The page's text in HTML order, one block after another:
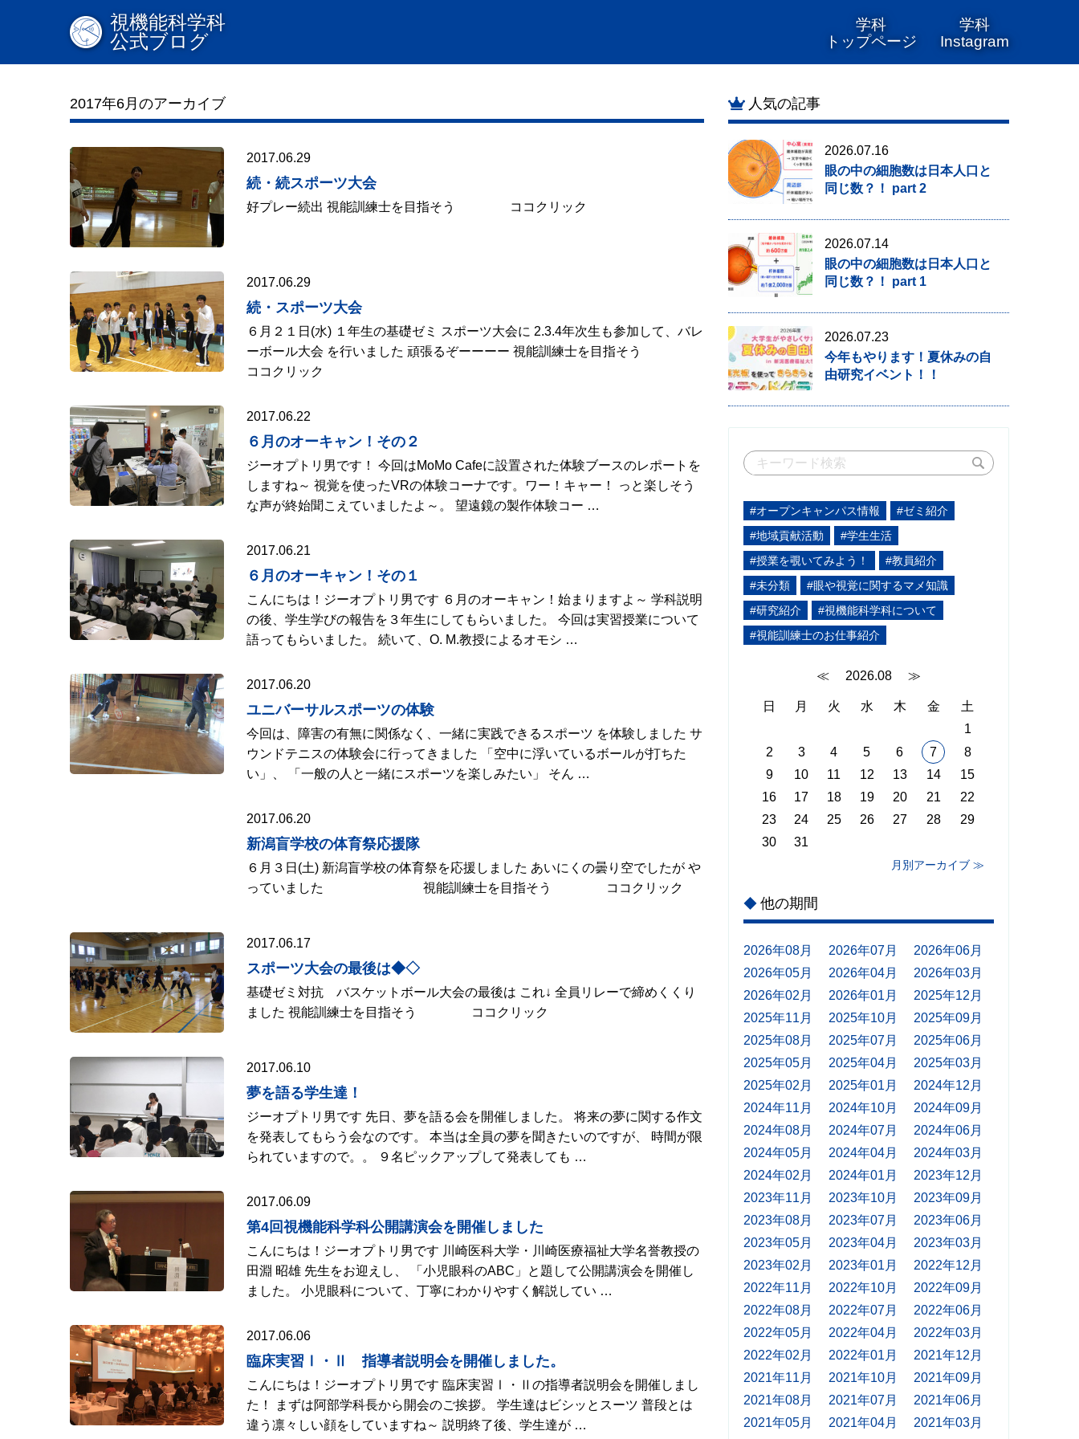
学科
トップページ
学科
Instagram
視機能科学科
公式ブログ
2017年6月のアーカイブ
2017.06.29
続・続スポーツ大会
好プレー続出 視能訓練士を目指そう ココクリック
2017.06.29
続・スポーツ大会
６月２１日(水) １年生の基礎ゼミ スポーツ大会に 2.3.4年次生も参加して、バレ
ーボール大会 を行いました 頑張るぞーーーー 視能訓練士を目指そう
ココクリック
2017.06.22
６月のオーキャン！その２
ジーオプトリ男です！ 今回はMoMo Cafeに設置された体験ブースのレポートを
しますね～ 視覚を使ったVRの体験コーナです。ワー！キャー！ っと楽しそう
な声が終始聞こえていましたよ～。 望遠鏡の製作体験コー …
2017.06.21
６月のオーキャン！その１
こんにちは！ジーオプトリ男です ６月のオーキャン！始まりますよ～ 学科説明
の後、学生学びの報告を３年生にしてもらいました。 今回は実習授業について
語ってもらいました。 続いて、O. M.教授によるオモシ …
2017.06.20
ユニバーサルスポーツの体験
今回は、障害の有無に関係なく、一緒に実践できるスポーツ を体験しました サ
ウンドテニスの体験会に行ってきました 「空中に浮いているボールが打ちた
い」、 「一般の人と一緒にスポーツを楽しみたい」 そん …
2017.06.20
新潟盲学校の体育祭応援隊
６月３日(土) 新潟盲学校の体育祭を応援しました あいにくの曇り空でしたが や
っていました 視能訓練士を目指そう ココクリック
2017.06.17
スポーツ大会の最後は◆◇
基礎ゼミ対抗 バスケットボール大会の最後は これ↓ 全員リレーで締めくくり
ました 視能訓練士を目指そう ココクリック
2017.06.10
夢を語る学生達！
ジーオプトリ男です 先日、夢を語る会を開催しました。 将来の夢に関する作文
を発表してもらう会なのです。 本当は全員の夢を聞きたいのですが、 時間が限
られていますので。。 ９名ピックアップして発表しても …
2017.06.09
第4回視機能科学科公開講演会を開催しました
こんにちは！ジーオプトリ男です 川崎医科大学・川崎医療福祉大学名誉教授の
田淵 昭雄 先生をお迎えし、 「小児眼科のABC」と題して公開講演会を開催し
ました。 小児眼科について、丁寧にわかりやすく解説してい …
2017.06.06
臨床実習Ⅰ・Ⅱ 指導者説明会を開催しました。
こんにちは！ジーオプトリ男です 臨床実習Ⅰ・Ⅱの指導者説明会を開催しまし
た！ まずは阿部学科長から開会のご挨拶。 学生達はビシッとスーツ 普段とは
違う凛々しい顔をしていますね～ 説明終了後、学生達が …
人気の記事
2026.07.16
眼の中の細胞数は日本人口と
同じ数？！ part 2
2026.07.14
眼の中の細胞数は日本人口と
同じ数？！ part 1
2026.07.23
今年もやります！夏休みの自
由研究イベント！！
#オープンキャンパス情報
#ゼミ紹介
#地域貢献活動
#学生生活
#授業を覗いてみよう！
#教員紹介
#未分類
#眼や視覚に関するマメ知識
#研究紹介
#視機能科学科について
#視能訓練士のお仕事紹介
≪ 2026.08 ≫
日 月 火 水 木 金
土
1
2
3 4 5 6 7
8
9
10 11 12 13 14
15
16
17 18 19 20 21
22
23
24 25 26 27 28
29
30
31
月別アーカイブ ≫
◆ 他の期間
2026年08月 2026年07月
2026年06月
2026年05月
2026年04月
2026年03月
2026年02月
2026年01月
2025年12月
2025年11月
2025年10月
2025年09月
2025年08月
2025年07月
2025年06月
2025年05月
2025年04月
2025年03月
2025年02月
2025年01月
2024年12月
2024年11月
2024年10月
2024年09月
2024年08月
2024年07月
2024年06月
2024年05月
2024年04月
2024年03月
2024年02月
2024年01月
2023年12月
2023年11月
2023年10月
2023年09月
2023年08月
2023年07月
2023年06月
2023年05月
2023年04月
2023年03月
2023年02月
2023年01月
2022年12月
2022年11月
2022年10月
2022年09月
2022年08月
2022年07月
2022年06月
2022年05月
2022年04月
2022年03月
2022年02月
2022年01月
2021年12月
2021年11月
2021年10月
2021年09月
2021年08月
2021年07月
2021年06月
2021年05月
2021年04月
2021年03月